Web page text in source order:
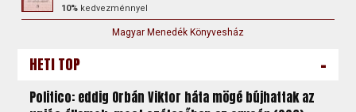
10% kedvezménnyel
Magyar Menedék Könyvesház
HETI TOP -
Politico: eddig Orbán Viktor háta mögé bújhattak az